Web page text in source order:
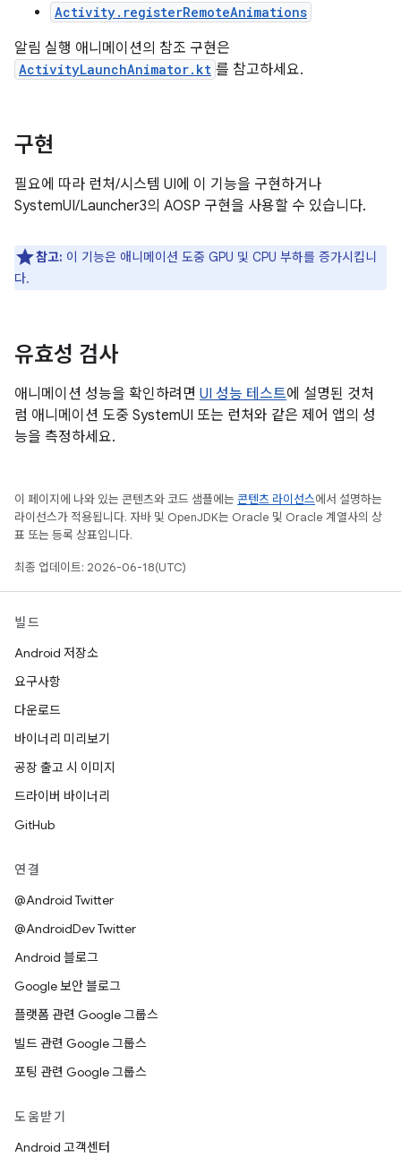
Activity.registerRemoteAnimations
알림 실행 애니메이션의 참조 구현은
ActivityLaunchAnimator.kt 를 참고하세요.
구현
필요에 따라 런처/시스템 UI에 이 기능을 구현하거나
SystemUI/Launcher3의 AOSP 구현을 사용할 수 있습니다.
참고: 이 기능은 애니메이션 도중 GPU 및 CPU 부하를 증가시킵니
다.
유효성 검사
애니메이션 성능을 확인하려면 UI 성능 테스트에 설명된 것처
럼 애니메이션 도중 SystemUI 또는 런처와 같은 제어 앱의 성
능을 측정하세요.
이 페이지에 나와 있는 콘텐츠와 코드 샘플에는 콘텐츠 라이선스에서 설명하는
라이선스가 적용됩니다. 자바 및 OpenJDK는 Oracle 및 Oracle 계열사의 상
표 또는 등록 상표입니다.
최종 업데이트: 2026-06-18(UTC)
빌드
Android 저장소
요구사항
다운로드
바이너리 미리보기
공장 출고 시 이미지
드라이버 바이너리
GitHub
연결
@Android Twitter
@AndroidDev Twitter
Android 블로그
Google 보안 블로그
플랫폼 관련 Google 그룹스
빌드 관련 Google 그룹스
포팅 관련 Google 그룹스
도움받기
Android 고객센터